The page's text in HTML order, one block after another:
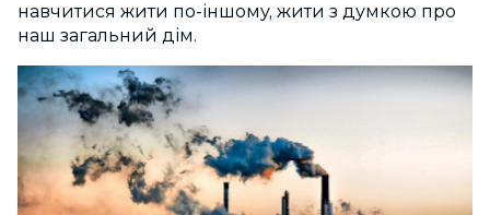
навчитися жити по-іншому, жити з думкою про
наш загальний дім.